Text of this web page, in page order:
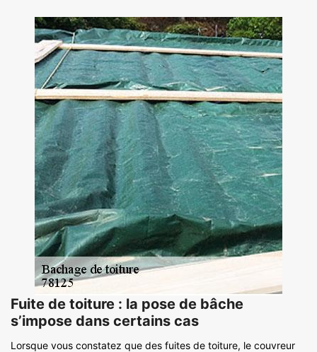
Fuite de toiture : la pose de bâche
s’impose dans certains cas
Lorsque vous constatez que des fuites de toiture, le couvreur